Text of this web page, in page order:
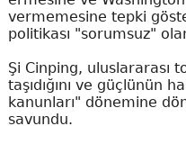
vermemesine tepki
politikası "sorumsuz"
Şi Cinping, uluslararası
taşıdığını ve güçlünün
kanunları" dönemine
savundu.